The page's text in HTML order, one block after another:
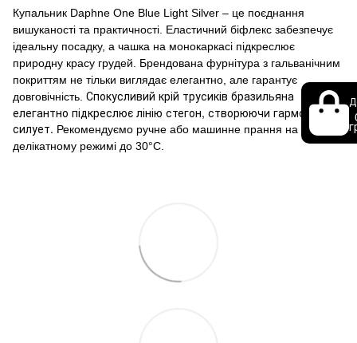
Купальник Daphne One Blue Light Silver – це поєднання
вишуканості та практичності. Еластичний біфлекс забезпечує
ідеальну посадку, а чашка на монокаркасі підкреслює
природну красу грудей. Брендована фурнітура з гальванічним
покриттям не тільки виглядає елегантно, але гарантує
довговічність. Спокусливий крій трусиків бразильяна
елегантно підкреслює лінію стегон, створюючи гармонійний
силует. Рекомендуємо ручне або машинне прання на
делікатному режимі до 30°C.